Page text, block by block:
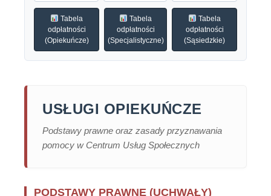
Tabela
odpłatności
(Opiekuńcze)
Tabela
odpłatności
(Specjalistyczne)
Tabela
odpłatności
(Sąsiedzkie)
USŁUGI OPIEKUŃCZE
Podstawy prawne oraz zasady przyznawania
pomocy w Centrum Usług Społecznych
PODSTAWY PRAWNE (UCHWAŁY)